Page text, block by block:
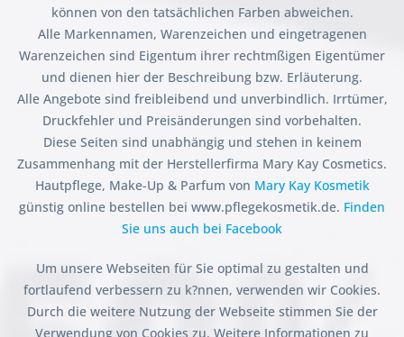
können von den tatsächlichen Farben abweichen.
Alle Markennamen, Warenzeichen und eingetragenen
Warenzeichen sind Eigentum ihrer rechtmßigen Eigentümer
und dienen hier der Beschreibung bzw. Erläuterung.
Alle Angebote sind freibleibend und unverbindlich. Irrtümer,
Druckfehler und Preisänderungen sind vorbehalten.
Diese Seiten sind unabhängig und stehen in keinem
Zusammenhang mit der Herstellerfirma Mary Kay Cosmetics.
Hautpflege, Make-Up & Parfum von Mary Kay Kosmetik
günstig online bestellen bei www.pflegekosmetik.de. Finden
Sie uns auch bei Facebook
Um unsere Webseiten für Sie optimal zu gestalten und
fortlaufend verbessern zu k?nnen, verwenden wir Cookies.
Durch die weitere Nutzung der Webseite stimmen Sie der
Verwendung von Cookies zu. Weitere Informationen zu